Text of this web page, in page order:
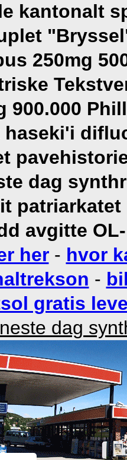
kantonalt
250mg
900.000
haseki'i
dag
avgitte
her- hvor
-
gratis
dag